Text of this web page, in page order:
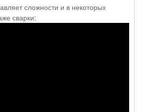
сложности и в некоторых
сварки: